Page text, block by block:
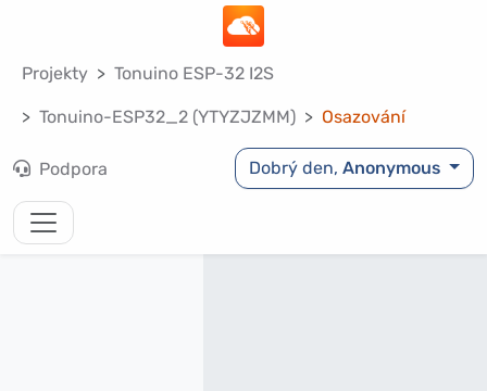
Projekty Tonuino ESP-32 I2S
Tonuino-ESP32_2 (YTYZJZMM) Osazování
Podpora Dobrý den,Anonymous